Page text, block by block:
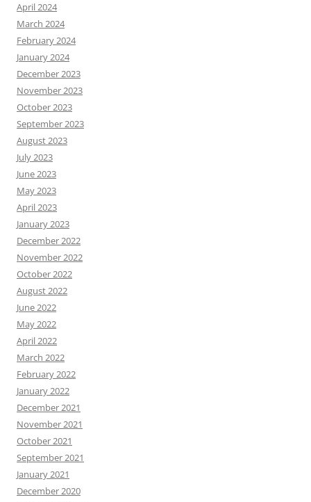
April 2024
March 2024
February 2024
January 2024
December 2023
November 2023
October 2023
September 2023
August 2023
July 2023
June 2023
May 2023
April 2023
January 2023
December 2022
November 2022
October 2022
August 2022
June 2022
May 2022
April 2022
March 2022
February 2022
January 2022
December 2021
November 2021
October 2021
September 2021
January 2021
December 2020